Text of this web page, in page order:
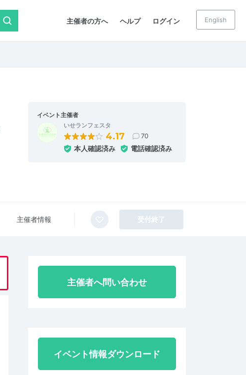
主催者の方へ ヘルプ ログイン English
イベント主催者
いせランフェスタ
4.17 70
本人確認済み 電話確認済み
主催者情報 受付終了
主催者へ問い合わせ
イベント情報ダウンロード